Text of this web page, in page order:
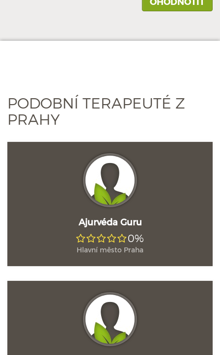
PODOBNÍ TERAPEUTÉ Z
PRAHY
Ajurvéda Guru
0%
Hlavní město Praha